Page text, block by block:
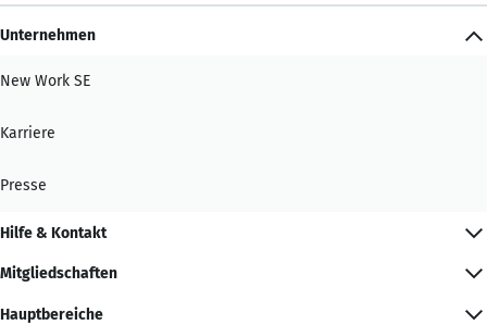
Unternehmen
New Work SE
Karriere
Presse
Hilfe & Kontakt
Mitgliedschaften
Hauptbereiche